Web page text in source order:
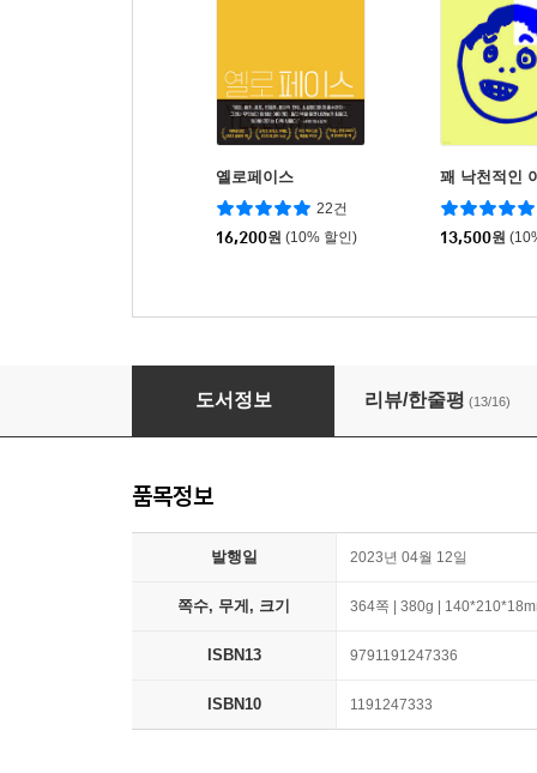
옐로페이스
22건
16,200원 (10% 할인)
꽤 낙천적인
13,500원
사람들은 죽은 유대인을 사랑한다
도서정보 리뷰/한줄평 (13/16)
품목정보
발행일 2023년 04월 12일
쪽수, 무게, 크기 364쪽 | 380g |
ISBN13 9791191247336
ISBN10 1191247333